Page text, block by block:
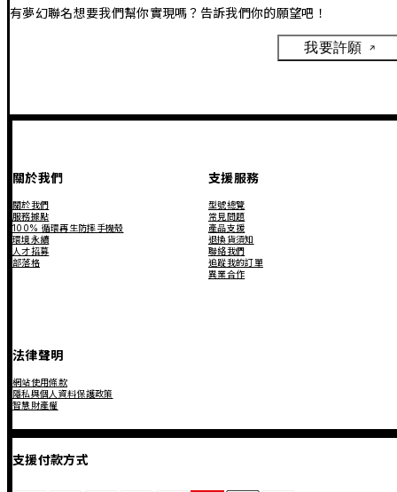
有夢幻聯名想要我們幫你實現嗎？告訴我們你的願望吧！
我要許願
關於我們
關於我們
服務據點
100% 循環再生防摔手機殼
環境永續
人才招募
部落格
支援服務
型號總覽
常見問題
產品支援
退換貨須知
聯絡我們
追蹤我的訂單
異業合作
法律聲明
網站使用條款
隱私與個人資料保護政策
智慧財產權
支援付款方式